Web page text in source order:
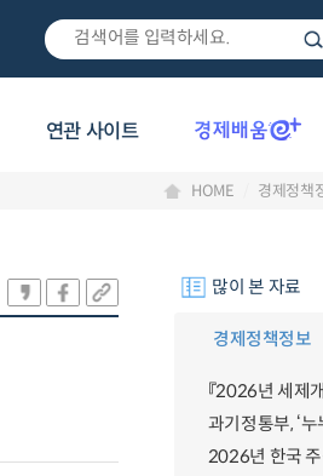
연관 사이트
HOME 경제정책
많이 본 자료
경제정책정보
『2026년 세제
2026년 한국